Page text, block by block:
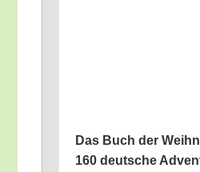
Das Buch der
160 deut­sche